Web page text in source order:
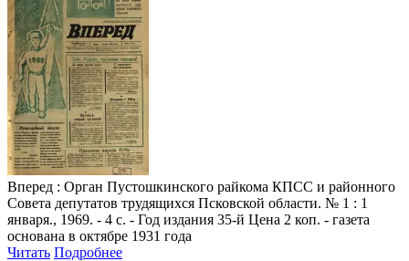
Вперед : Орган Пустошкинского райкома КПСС и районного
Совета депутатов трудящихся Псковской области. № 1 : 1
января., 1969. - 4 с. - Год издания 35-й Цена 2 коп. - газета
основана в октябре 1931 года
Читать Подробнее